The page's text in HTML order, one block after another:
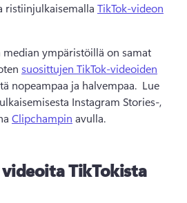
ristiinjulkaisemalla TikTok-videon
ympäristöillä on samat
suosittujen TikTok-videoiden
nopeampaa ja halvempaa. Lue
Instagram Stories-,
Clipchampin avulla.
TikTokista